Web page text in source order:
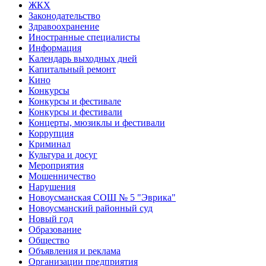
ЖКХ
Законодательство
Здравоохранение
Иностранные специалисты
Информация
Календарь выходных дней
Капитальный ремонт
Кино
Конкурсы
Конкурсы и фестивале
Конкурсы и фестивали
Концерты, мюзиклы и фестивали
Коррупция
Криминал
Культура и досуг
Мероприятия
Мошенничество
Нарушения
Новоусманская СОШ № 5 "Эврика"
Новоусманский районный суд
Новый год
Образование
Общество
Объявления и реклама
Организации предприятия